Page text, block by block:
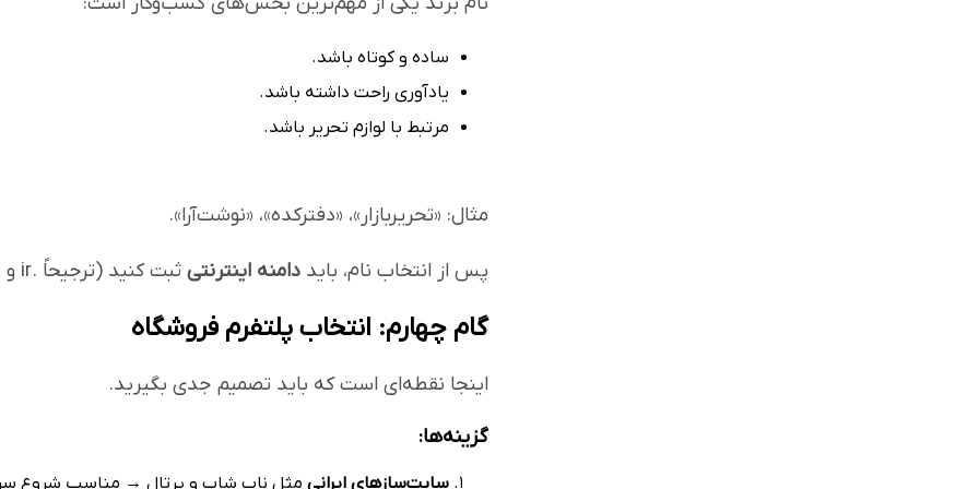
ساده و کوتاه باشد.
یادآوری راحت داشته باشد.
مرتبط با لوازم تحریر باشد.
مثال: «تحریربازار»، «دفترکده»، «نوشت‌آرا».
پس از انتخاب نام، باید دامنه اینترنتیثبت کنید (ترجیحاً .ir و .com).
گام چهارم: انتخاب پلتفرم فروشگاه
اینجا نقطه‌ای است که باید تصمیم جدی بگیرید.
گزینه‌ها:
سایت‌سازهای ایرانیمثل ناپ شاپ و پرتال → مناسب شروع